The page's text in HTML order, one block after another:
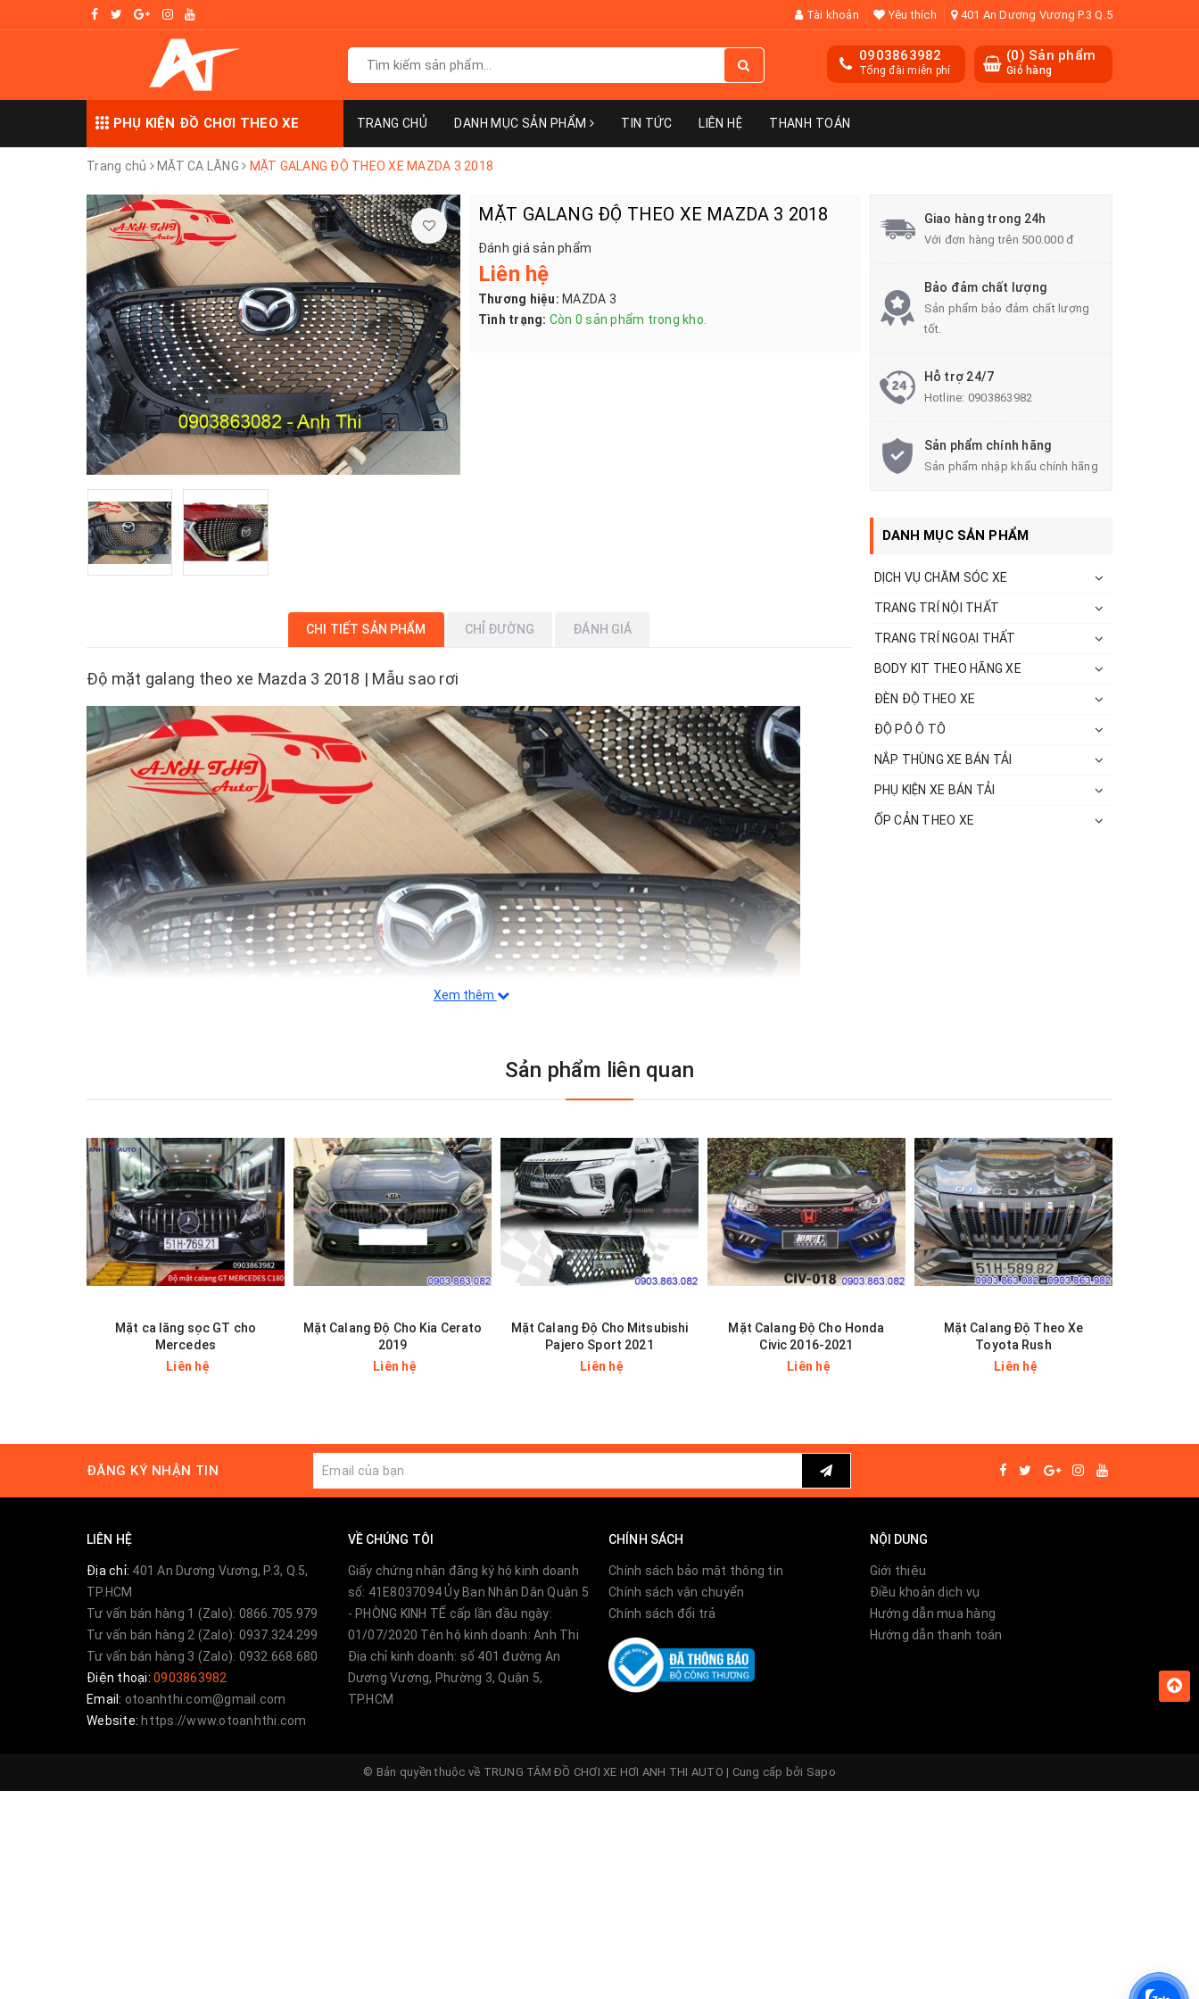
Tài khoản Yêu thích 401 An Dương Vương P.3 Q.5
(0) Sản phẩm
Giỏ hàng
0903863982
Tổng đài miễn phí
PHỤ KIỆN ĐỒ CHƠI THEO XE TRANG CHỦ DANH MỤC SẢN PHẨM TIN TỨC LIÊN HỆ THANH TOÁN
Trang chủ MẶT CA LĂNG MẶT GALANG ĐỘ THEO XE MAZDA 3 2018
MẶT GALANG ĐỘ THEO XE MAZDA 3 2018
Đánh giá sản phẩm
Liên hệ
Thương hiệu: MAZDA 3
Tình trạng: Còn 0 sản phẩm trong kho.
CHI TIẾT SẢN PHẨM CHỈ ĐƯỜNG ĐÁNH GIÁ
Độ mặt galang theo xe Mazda 3 2018 | Mẫu sao rơi
Xem thêm
Giao hàng trong 24h
Với đơn hàng trên 500.000 đ
Bảo đảm chất lượng
Sản phẩm bảo đảm chất lượng
tốt.
Hỗ trợ 24/7
Hotline: 0903863982
Sản phẩm chính hãng
Sản phẩm nhập khẩu chính hãng
DANH MỤC SẢN PHẨM
DỊCH VỤ CHĂM SÓC XE
TRANG TRÍ NỘI THẤT
TRANG TRÍ NGOẠI THẤT
BODY KIT THEO HÃNG XE
ĐÈN ĐỘ THEO XE
ĐỘ PÔ Ô TÔ
NẮP THÙNG XE BÁN TẢI
PHỤ KIỆN XE BÁN TẢI
ỐP CẢN THEO XE
Sản phẩm liên quan
Mặt ca lăng sọc GT cho
Mercedes
Liên hệ
Mặt Calang Độ Cho Kia Cerato
2019
Liên hệ
Mặt Calang Độ Cho Mitsubishi
Pajero Sport 2021
Liên hệ
Mặt Calang Độ Cho Honda
Civic 2016-2021
Liên hệ
Mặt Calang Độ Theo Xe
Toyota Rush
Liên hệ
ĐĂNG KÝ NHẬN TIN
LIÊN HỆ
Địa chỉ: 401 An Dương Vương, P.3, Q.5,
TP.HCM
Tư vấn bán hàng 1 (Zalo): 0866.705.979
Tư vấn bán hàng 2 (Zalo): 0937.324.299
Tư vấn bán hàng 3 (Zalo): 0932.668.680
Điện thoại: 0903863982
Email: otoanhthi.com@gmail.com
Website: https://www.otoanhthi.com
VỀ CHÚNG TÔI
Giấy chứng nhận đăng ký hộ kinh doanh
số: 41E8037094 Ủy Ban Nhân Dân Quận 5
- PHÒNG KINH TẾ cấp lần đầu ngày:
01/07/2020 Tên hộ kinh doanh: Anh Thi
Địa chỉ kinh doanh: số 401 đường An
Dương Vương, Phường 3, Quận 5,
TP.HCM
CHÍNH SÁCH
Chính sách bảo mật thông tin
Chính sách vận chuyển
Chính sách đổi trả
NỘI DUNG
Giới thiệu
Điều khoản dịch vụ
Hướng dẫn mua hàng
Hướng dẫn thanh toán
© Bản quyền thuộc về TRUNG TÂM ĐỒ CHƠI XE HƠI ANH THI AUTO | Cung cấp bởi Sapo